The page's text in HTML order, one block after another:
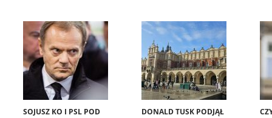
SOJUSZ KO I PSL POD
DONALD TUSK PODJĄŁ